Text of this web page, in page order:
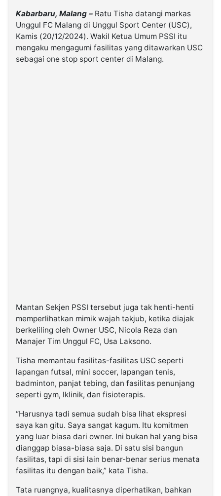
Kabarbaru, Malang – Ratu Tisha datangi markas
Unggul FC Malang di Unggul Sport Center (USC),
Kamis (20/12/2024). Wakil Ketua Umum PSSI itu
mengaku mengagumi fasilitas yang ditawarkan USC
sebagai one stop sport center di Malang.
Mantan Sekjen PSSI tersebut juga tak henti-henti
memperlihatkan mimik wajah takjub, ketika diajak
berkeliling oleh Owner USC, Nicola Reza dan
Manajer Tim Unggul FC, Usa Laksono.
Tisha memantau fasilitas-fasilitas USC seperti
lapangan futsal, mini soccer, lapangan tenis,
badminton, panjat tebing, dan fasilitas penunjang
seperti gym, lklinik, dan fisioterapis.
“Harusnya tadi semua sudah bisa lihat ekspresi
saya kan gitu. Saya sangat kagum. Itu komitmen
yang luar biasa dari owner. Ini bukan hal yang bisa
dianggap biasa-biasa saja. Di satu sisi bangun
fasilitas, tapi di sisi lain benar-benar serius menata
fasilitas itu dengan baik,” kata Tisha.
Tata ruangnya, kualitasnya diperhatikan, bahkan